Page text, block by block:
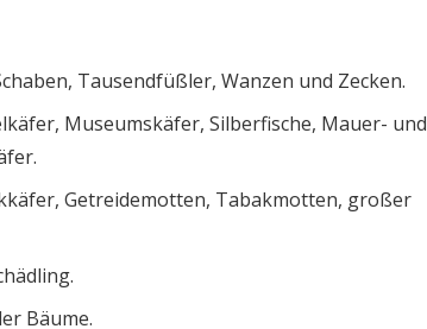
Tausendfüßler, Wanzen und Zecken.
Museumskäfer, Silberfische, Mauer- und
Getreidemotten, Tabakmotten, großer
Bäume.